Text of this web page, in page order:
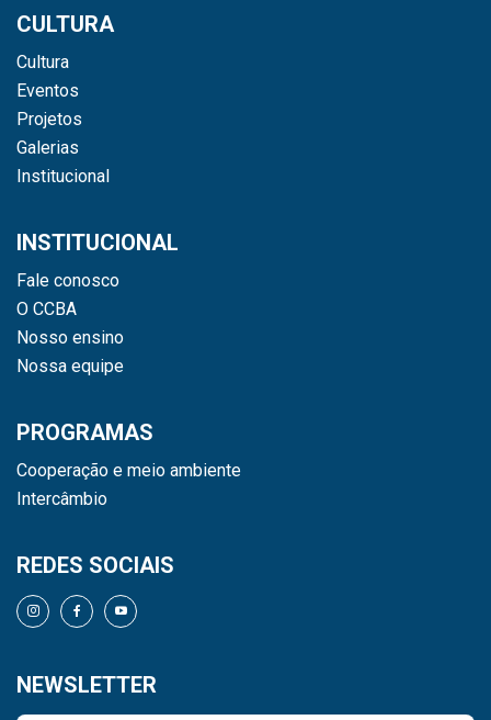
CULTURA
Cultura
Eventos
Projetos
Galerias
Institucional
INSTITUCIONAL
Fale conosco
O CCBA
Nosso ensino
Nossa equipe
PROGRAMAS
Cooperação e meio ambiente
Intercâmbio
REDES SOCIAIS
NEWSLETTER